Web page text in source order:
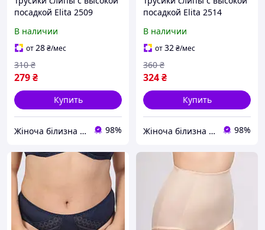
посадкой Elita 2509
В наличии
от28₴/мес
279₴
310 ₴
Купить
Жіноча білизна "Lingerie-opt" 98%
посадкой Elita 2514
В наличии
от32₴/мес
324₴
360 ₴
Купить
Жіноча білизна "Lingerie-opt" 98%